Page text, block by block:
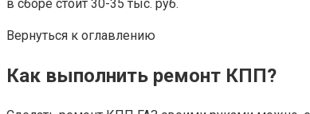
в сборе стоит 30-35 тыс. руб.
Вернуться к оглавлению
Как выполнить ремонт КПП?